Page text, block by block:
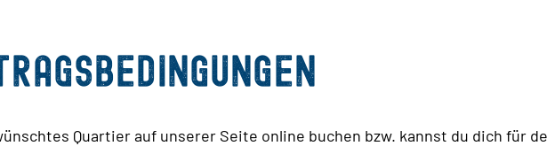
Quartier auf unserer Seite online buchen bzw. kannst du dich für